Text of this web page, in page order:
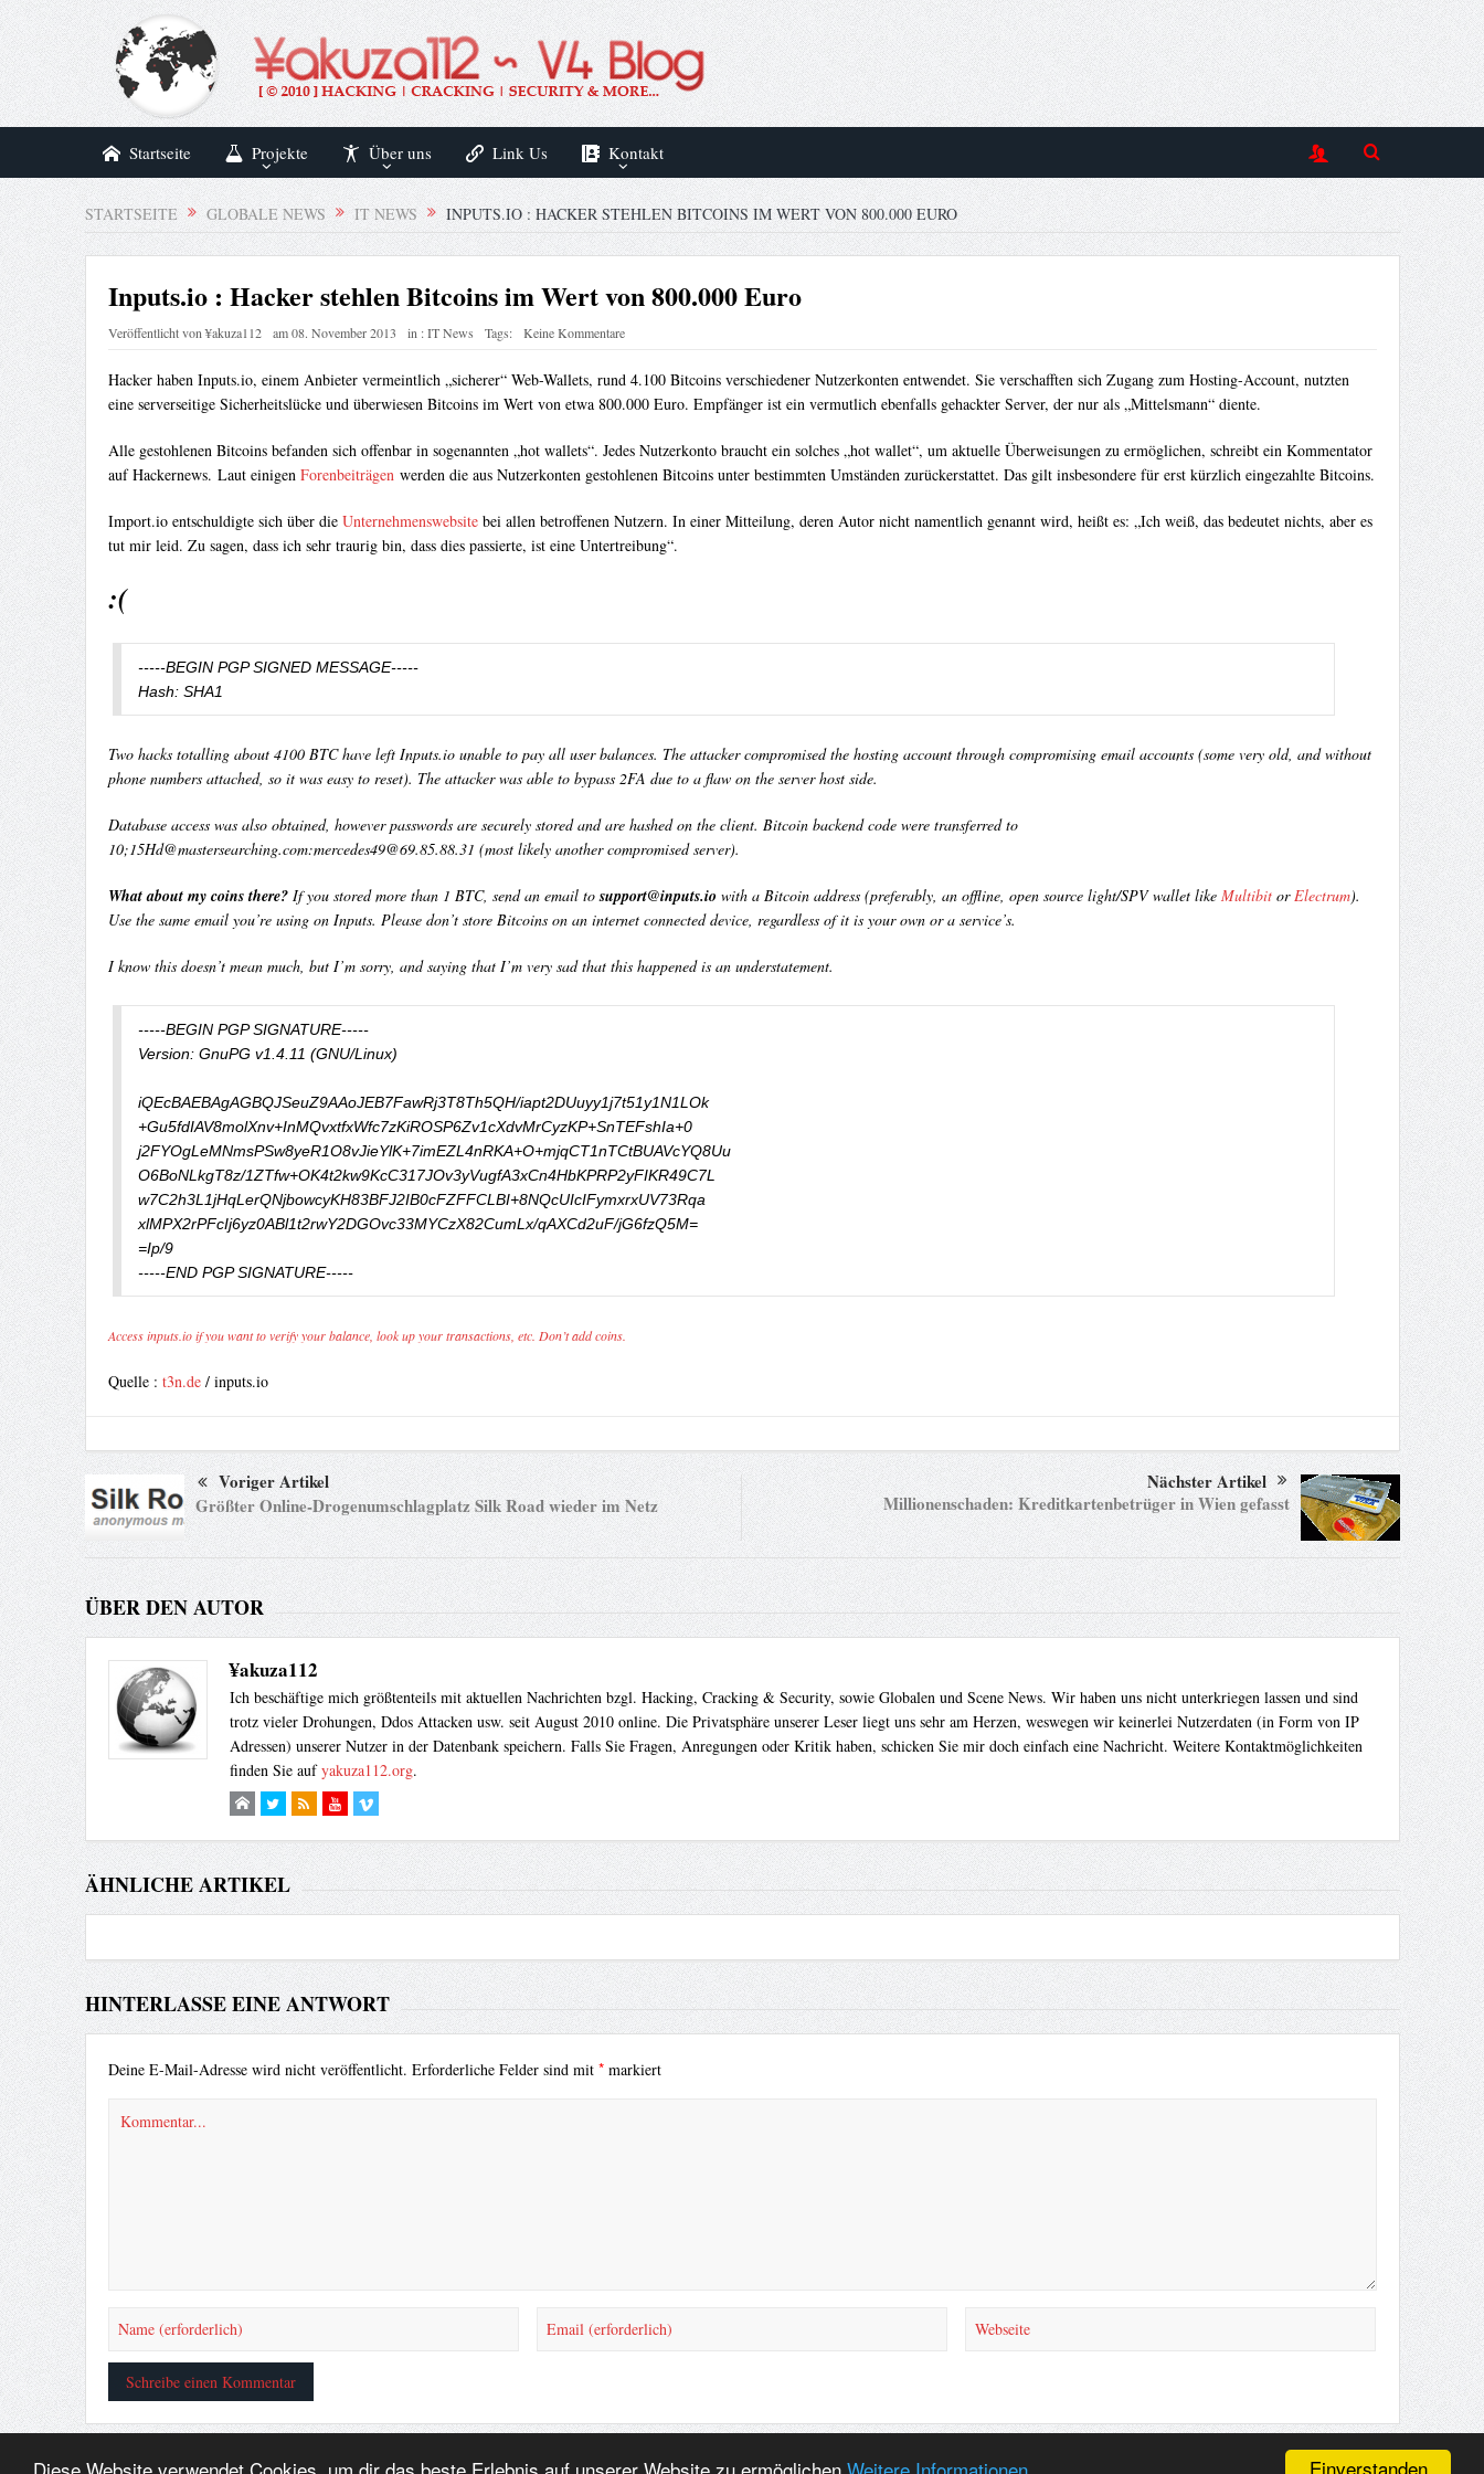
Einverstanden
Diese Website verwendet Cookies, um dir das beste Erlebnis auf unserer Website zu ermöglichen Weitere Informationen
Startseite Projekte Über uns Link Us Kontakt
STARTSEITE GLOBALE NEWS IT NEWS INPUTS.IO : HACKER STEHLEN BITCOINS IM WERT VON 800.000 EURO
Inputs.io : Hacker stehlen Bitcoins im Wert von 800.000 Euro
Veröffentlicht von¥akuza112 am08. November 2013 in :IT News Tags: Keine Kommentare
Hacker haben Inputs.io, einem Anbieter vermeintlich „sicherer“ Web-Wallets, rund 4.100 Bitcoins verschiedener Nutzerkonten entwendet. Sie verschafften sich Zugang zum Hosting-Account, nutzten
eine serverseitige Sicherheitslücke und überwiesen Bitcoins im Wert von etwa 800.000 Euro. Empfänger ist ein vermutlich ebenfalls gehackter Server, der nur als „Mittelsmann“ diente.
Alle gestohlenen Bitcoins befanden sich offenbar in sogenannten „hot wallets“. Jedes Nutzerkonto braucht ein solches „hot wallet“, um aktuelle Überweisungen zu ermöglichen, schreibt ein Kommentator
auf Hackernews. Laut einigen Forenbeiträgenwerden die aus Nutzerkonten gestohlenen Bitcoins unter bestimmten Umständen zurückerstattet. Das gilt insbesondere für erst kürzlich eingezahlte Bitcoins.
Import.io entschuldigte sich über die Unternehmenswebsitebei allen betroffenen Nutzern. In einer Mitteilung, deren Autor nicht namentlich genannt wird, heißt es: „Ich weiß, das bedeutet nichts, aber es
tut mir leid. Zu sagen, dass ich sehr traurig bin, dass dies passierte, ist eine Untertreibung“.
:(
-----BEGIN PGP SIGNED MESSAGE-----
Hash: SHA1
Two hacks totalling about 4100 BTC have left Inputs.io unable to pay all user balances. The attacker compromised the hosting account through compromising email accounts (some very old, and without
phone numbers attached, so it was easy to reset). The attacker was able to bypass 2FA due to a flaw on the server host side.
Database access was also obtained, however passwords are securely stored and are hashed on the client. Bitcoin backend code were transferred to
10;15Hd@mastersearching.com:mercedes49@69.85.88.31 (most likely another compromised server).
What about my coins there?If you stored more than 1 BTC, send an email tosupport@inputs.iowith a Bitcoin address (preferably, an offline, open source light/SPV wallet like MultibitorElectrum).
Use the same email you’re using on Inputs. Please don’t store Bitcoins on an internet connected device, regardless of it is your own or a service’s.
I know this doesn’t mean much, but I’m sorry, and saying that I’m very sad that this happened is an understatement.
-----BEGIN PGP SIGNATURE-----
Version: GnuPG v1.4.11 (GNU/Linux)
iQEcBAEBAgAGBQJSeuZ9AAoJEB7FawRj3T8Th5QH/iapt2DUuyy1j7t51y1N1LOk
+Gu5fdIAV8molXnv+InMQvxtfxWfc7zKiROSP6Zv1cXdvMrCyzKP+SnTEFshIa+0
j2FYOgLeMNmsPSw8yeR1O8vJieYlK+7imEZL4nRKA+O+mjqCT1nTCtBUAVcYQ8Uu
O6BoNLkgT8z/1ZTfw+OK4t2kw9KcC317JOv3yVugfA3xCn4HbKPRP2yFIKR49C7L
w7C2h3L1jHqLerQNjbowcyKH83BFJ2IB0cFZFFCLBI+8NQcUIcIFymxrxUV73Rqa
xlMPX2rPFcIj6yz0ABl1t2rwY2DGOvc33MYCzX82CumLx/qAXCd2uF/jG6fzQ5M=
=Ip/9
-----END PGP SIGNATURE-----
Access inputs.io if you want to verify your balance, look up your transactions, etc. Don’t add coins.
Quelle : t3n.de/ inputs.io
Voriger Artikel
Größter Online-Drogenumschlagplatz Silk Road wieder im Netz
Nächster Artikel
Millionenschaden: Kreditkartenbetrüger in Wien gefasst
ÜBER DEN AUTOR
¥akuza112
Ich beschäftige mich größtenteils mit aktuellen Nachrichten bzgl. Hacking, Cracking & Security, sowie Globalen und Scene News. Wir haben uns nicht unterkriegen lassen und sind
trotz vieler Drohungen, Ddos Attacken usw. seit August 2010 online. Die Privatsphäre unserer Leser liegt uns sehr am Herzen, weswegen wir keinerlei Nutzerdaten (in Form von IP
Adressen) unserer Nutzer in der Datenbank speichern. Falls Sie Fragen, Anregungen oder Kritik haben, schicken Sie mir doch einfach eine Nachricht. Weitere Kontaktmöglichkeiten
finden Sie aufyakuza112.org.
ÄHNLICHE ARTIKEL
HINTERLASSE EINE ANTWORT
Deine E-Mail-Adresse wird nicht veröffentlicht. Erforderliche Felder sind mit *markiert